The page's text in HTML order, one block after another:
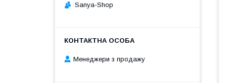
Sanya-Shop
Менеджери з продажу